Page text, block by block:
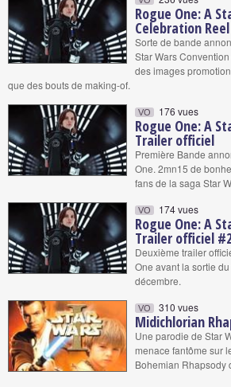
Rogue One: A
Celebration Reel
Sorte de bande
Star Wars
des images
que des bouts de making-of.
VO 176 vues
Rogue One: A
Trailer officiel
Première Bande
One. 2mn15 de
fans de la saga Star
VO 174 vues
Rogue One: A
Trailer officiel
Deuxième trailer
One avant la sortie
décembre.
VO 310 vues
Midichlorian
Une parodie de Star
menace fantôme sur
Bohemian Rhapsody